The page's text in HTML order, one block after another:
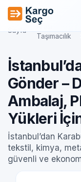
İçeriğe geç
Ana
Sayfa
Şehirler
Arası
Taşımacılık
Gönder –
Ambalaj,
Yükleri
İstanbul’dan
tekstil, kimya,
güvenli ve